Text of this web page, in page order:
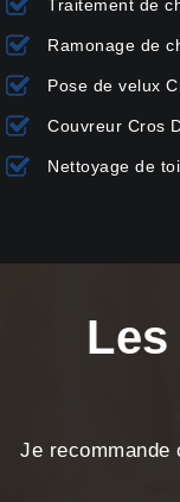
Traitement de
Ramonage de
Pose de velux
Couvreur Cros
Nettoyage de
Je recommande